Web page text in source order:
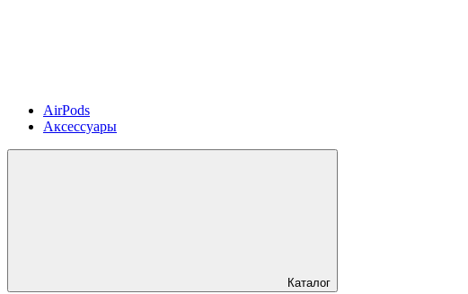
AirPods
Аксессуары
Каталог